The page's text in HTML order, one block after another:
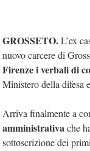
GROSSETO.L’ex
nuovo carcere di
Firenze i verbali di
Ministero della difesa
Arriva finalmente a
amministrativache
sottoscrizione dei